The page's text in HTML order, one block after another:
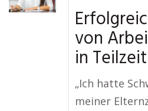
von
in Teilzeit
„Ich hatte
meiner